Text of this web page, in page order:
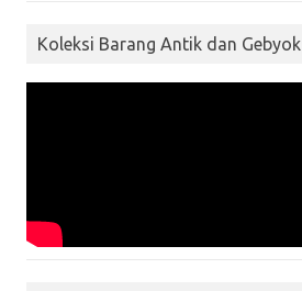
Koleksi Barang Antik dan Gebyok